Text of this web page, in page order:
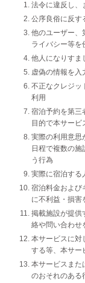
法令に違反し、
公序良俗に反す
他のユーザー、
ライバシー等を
他人になりすま
虚偽の情報を入
不正なクレジッ
利用
宿泊予約を第三
目的で本サービ
実際の利用意思
日程で複数の
う行為
実際に宿泊する
宿泊料金および
に不利益・損害
掲載施設が提供
絡や問い合わせ
本サービスに対
する等、本サー
本サービスまた
のおそれのある